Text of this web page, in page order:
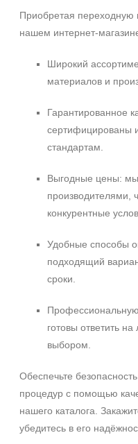
Приобретая
нашем
Широкий
материалов и
Гарантированное
сертифицированы
стандартам.
Выгодные цены:
производителями,
конкурентные
Удобные способы
подходящий
сроки.
готовы ответить
выбором.
Обеспечьте
процедур с помощью
нашего каталога.
убедитесь в его